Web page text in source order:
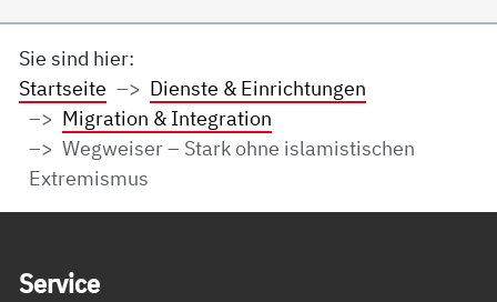
Sie sind hier:
Startseite
Dienste & Einrichtungen
Migration & Integration
Wegweiser – Stark ohne islamistischen
Extremismus
Ser­vice